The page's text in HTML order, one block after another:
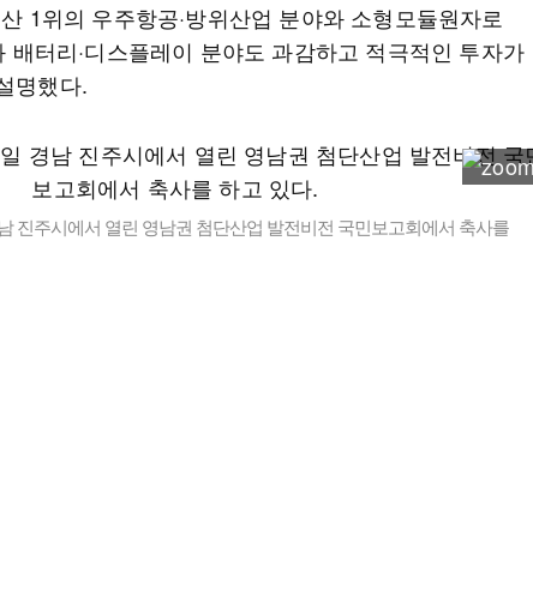
1위의 우주항공·방위산업 분야와 소형모듈원자로
배터리·디스플레이 분야도 과감하고 적극적인 투자가
명했다.
진주시에서 열린 영남권 첨단산업 발전비전 국민보고회에서 축사를